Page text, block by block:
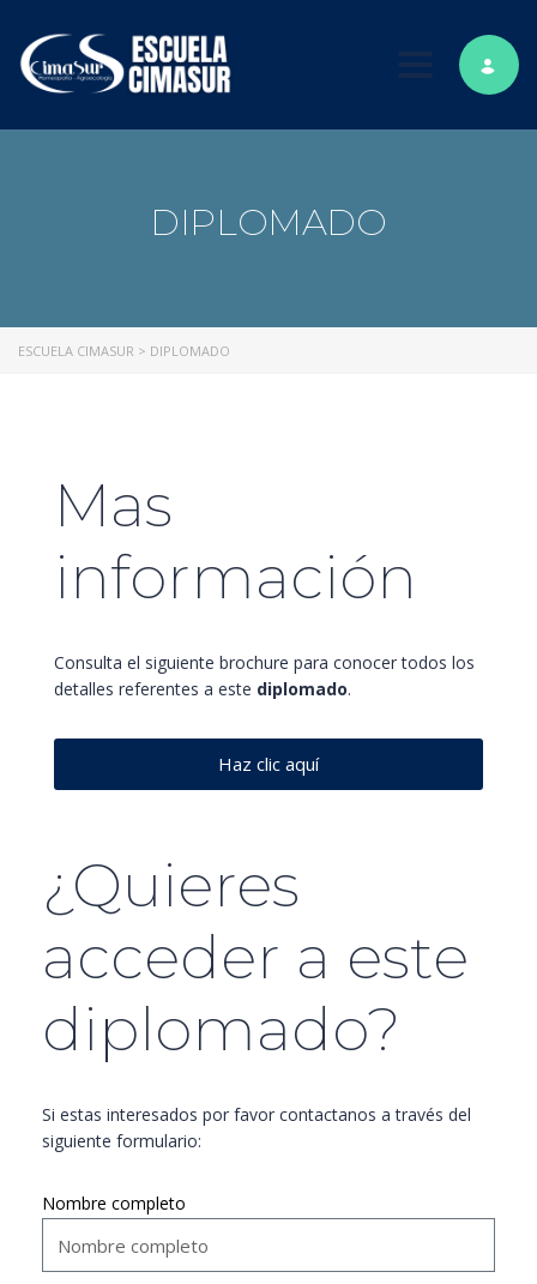
Toggle
DIPLOMADO
ESCUELA CIMASUR > DIPLOMADO
Mas
información
Consulta el siguiente brochure para conocer todos los
detalles referentes a este diplomado.
Haz clic aquí
¿Quieres
acceder a este
diplomado?
Si estas interesados por favor contactanos a través del
siguiente formulario:
Nombre completo